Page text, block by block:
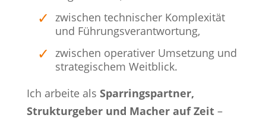
zwischen technischer Komplexität
und Führungsverantwortung,
zwischen operativer Umsetzung und
strategischem Weitblick.
Ich arbeite als Sparringspartner,
Strukturgeber und Macher auf Zeit–